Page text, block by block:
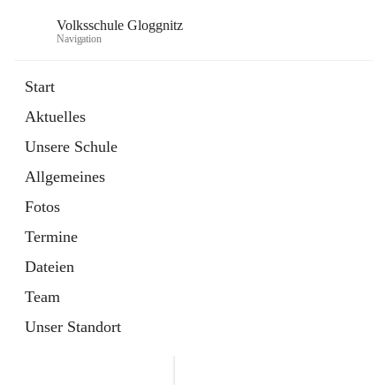
Volksschule Gloggnitz
Navigation
Start
Aktuelles
Unsere Schule
Allgemeines
Fotos
Termine
Dateien
Team
Unser Standort